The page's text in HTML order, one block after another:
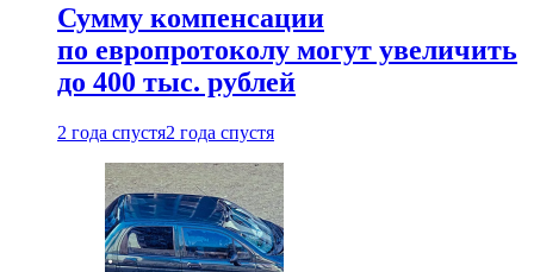
Сумму компенсации
по европротоколу могут увеличить
до 400 тыс. рублей
2 года спустя2 года спустя